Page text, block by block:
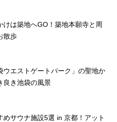
けは築地へGO！築地本願寺と周
散歩
ウエストゲートパーク」の聖地か
良き池袋の風景
めサウナ施設5選 in 京都！アット